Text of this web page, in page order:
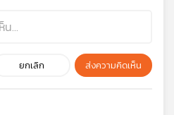
ยกเลิก ส่งความคิดเห็น